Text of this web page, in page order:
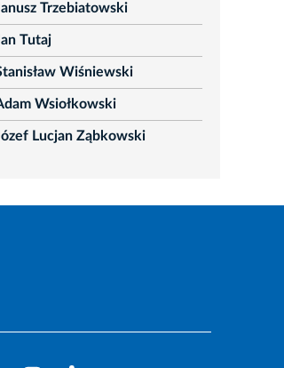
Trzebiatowski
Tutaj
Wiśniewski
Wsiołkowski
Lucjan Ząbkowski